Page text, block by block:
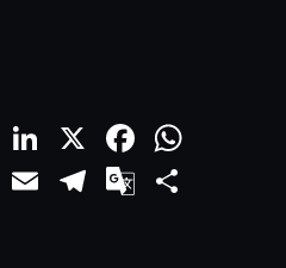
LinkedIn
X
EmailTelegram
Google